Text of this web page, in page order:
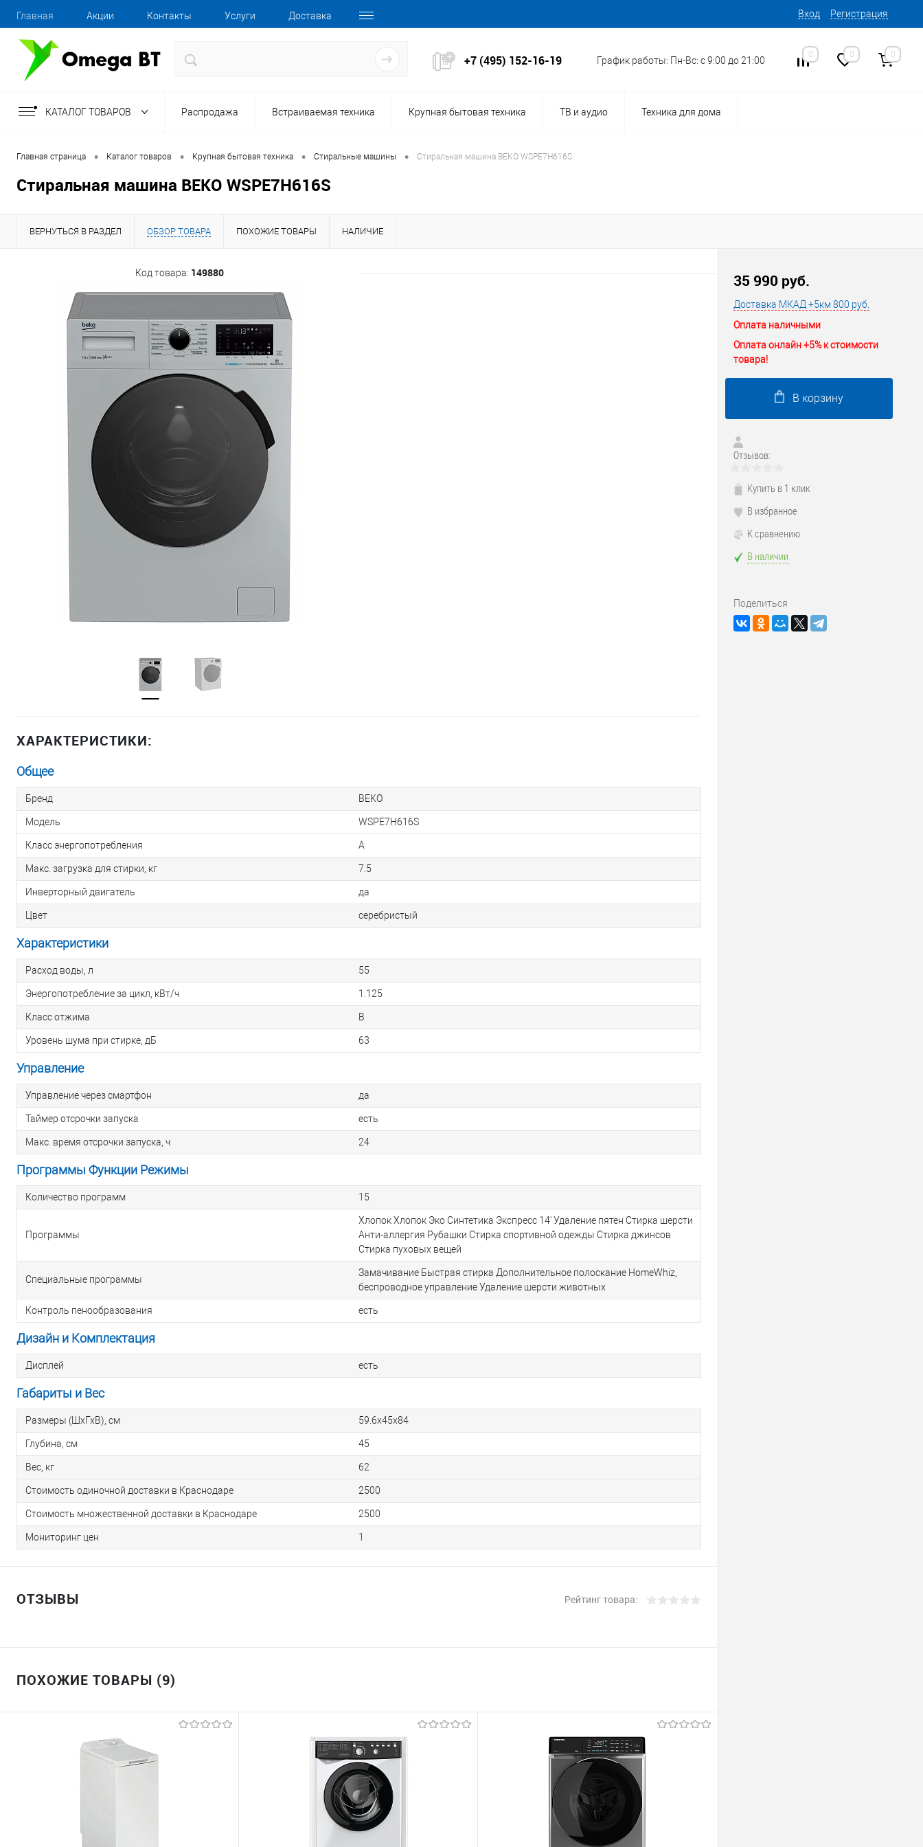
Главная Акции Контакты Услуги Доставка Вход Регистрация
+7 (495) 152-16-19 График работы: Пн-Вс: с 9:00 до 21:00
0 0 0
КАТАЛОГ ТОВАРОВ Распродажа Встраиваемая техника Крупная бытовая техника ТВ и аудио Техника для дома
Главная страница • Каталог товаров • Крупная бытовая техника • Стиральные машины • Стиральная машина BEKO WSPE7H616S
Стиральная машина BEKO WSPE7H616S
ВЕРНУТЬСЯ В РАЗДЕЛ ОБЗОР ТОВАРА ПОХОЖИЕ ТОВАРЫ НАЛИЧИЕ
Код товара: 149880 Код товара:149880
ХАРАКТЕРИСТИКИ:
Общее
Бренд BEKO
Модель WSPE7H616S
Класс энергопотребления A
Макс. загрузка для стирки, кг 7.5
Инверторный двигатель да
Цвет серебристый
Характеристики
Расход воды, л 55
Энергопотребление за цикл, кВт/ч 1.125
Класс отжима B
Уровень шума при стирке, дБ 63
Управление
Управление через смартфон да
Таймер отсрочки запуска есть
Макс. время отсрочки запуска, ч 24
Программы Функции Режимы
Количество программ 15
Программы
Хлопок Хлопок Эко Синтетика Экспресс 14' Удаление пятен Стирка шерсти
Анти-аллергия Рубашки Стирка спортивной одежды Стирка джинсов
Стирка пуховых вещей
Специальные программы
Замачивание Быстрая стирка Дополнительное полоскание HomeWhiz,
беспроводное управление Удаление шерсти животных
Контроль пенообразования есть
Дизайн и Комплектация
Дисплей есть
Габариты и Вес
Размеры (ШхГхВ), см 59.6x45x84
Глубина, см 45
Вес, кг 62
Стоимость одиночной доставки в Краснодаре 2500
Стоимость множественной доставки в Краснодаре 2500
Мониторинг цен 1
ОТЗЫВЫ Рейтинг товара:
ПОХОЖИЕ ТОВАРЫ (9)
35 990 руб.
Доставка МКАД +5км 800 руб.
Оплата наличными
Оплата онлайн +5% к стоимости
товара!
В корзину
Отзывов:
Купить в 1 клик
В избранное
К сравнению
В наличии
Поделиться